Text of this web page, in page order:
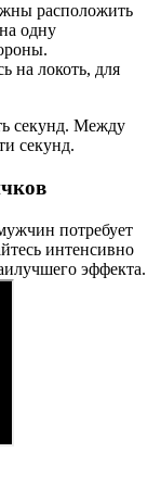
расположить
одну
на локоть, для
секунд. Между
секунд.
потребует
интенсивно
эффекта.